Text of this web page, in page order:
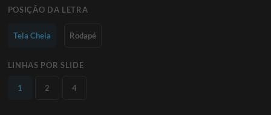
POSIÇÃO DA LETRA
Tela Cheia Rodapé
LINHAS POR SLIDE
1 2 4